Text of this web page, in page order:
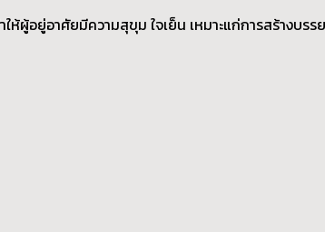
ยู่อาศัยมีความสุขุม ใจเย็น เหมาะแก่การสร้างบรร